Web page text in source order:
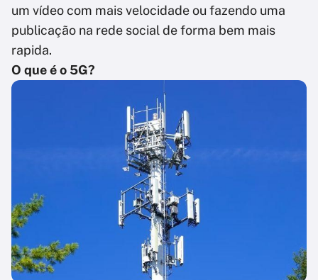
um vídeo com mais velocidade ou fazendo uma
publicação na rede social de forma bem mais
rapida.
O que é o 5G?